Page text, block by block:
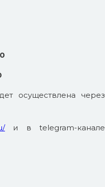
осуществлена через
и в telegram-канале